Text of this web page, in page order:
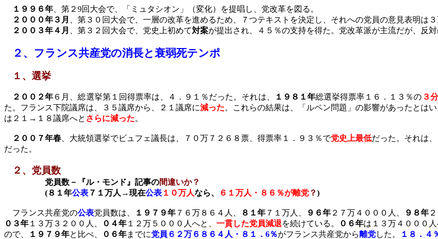
１９９６年 、第２ 9回大会で、「ミュタシオン」（変化）を提唱し、党改革を図る。
２０００年３月
、第３０回大会で、一層の改革を進めるため、７つテキストを決定し、それへの党員の意見表明は３
２００３年４月
、第３２回大会で、党史上初めて対案が提出され、４５％の支持を得た。党改革派が主流だが、反
２、 フランス共産党の消長と衰弱死テンポ
１、選挙
２００２年 ６月、総選挙第１回得票率は、４．９１％だった。それは、 １９８１年総選挙得票率１６．１３％の ３
た。フランス下院議席は、３５議席から、２１議席に減った。これらの結果は、「ルペン問題」の影響があったとは
は２１→１８議席へと さらに減った。
２００７年春 、大統領選挙でビュフェ議長は、７０万７２６８票、得票率１．９３％で党史上最低だった。それは、
だった。
２、党員数
党員数－『ル・モンド』記事の間違いか？
(８１年公表 ７１万人→現在公表 １０万人なら、 ６１万人・８６％が離党 ？)
フランス共産党の公表党員数は、 １９７９年 ７６万８６４人、 ８１年 ７１万人、 ９６年 ２７万４０００人、 ９８年
０３年 １３万３２００人、 ０４年 １２万５０００人へと、 一貫した党員減退を続けている。 ０６年は１３万４０００
ので、
１９７９年と比べ、 ０６年までに党員６２万６８６４人・８１． 6％がフランス共産党から離党した。 １８．４